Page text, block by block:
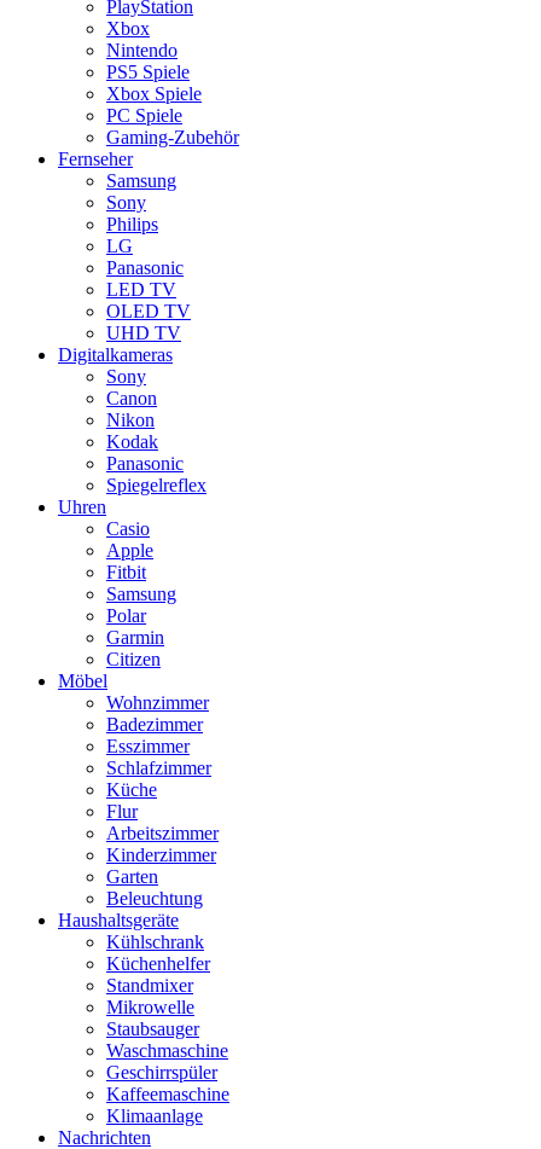
PlayStation
Xbox
Nintendo
PS5 Spiele
Xbox Spiele
PC Spiele
Gaming-Zubehör
Fernseher
Samsung
Sony
Philips
LG
Panasonic
LED TV
OLED TV
UHD TV
Digitalkameras
Sony
Canon
Nikon
Kodak
Panasonic
Spiegelreflex
Uhren
Casio
Apple
Fitbit
Samsung
Polar
Garmin
Citizen
Möbel
Wohnzimmer
Badezimmer
Esszimmer
Schlafzimmer
Küche
Flur
Arbeitszimmer
Kinderzimmer
Garten
Beleuchtung
Haushaltsgeräte
Kühlschrank
Küchenhelfer
Standmixer
Mikrowelle
Staubsauger
Waschmaschine
Geschirrspüler
Kaffeemaschine
Klimaanlage
Nachrichten